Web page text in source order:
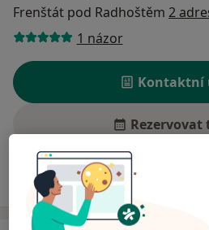
Frenštát pod Radhoštěm 2
1 názor
Kontaktní
Rezervovat
Ceník Adresy